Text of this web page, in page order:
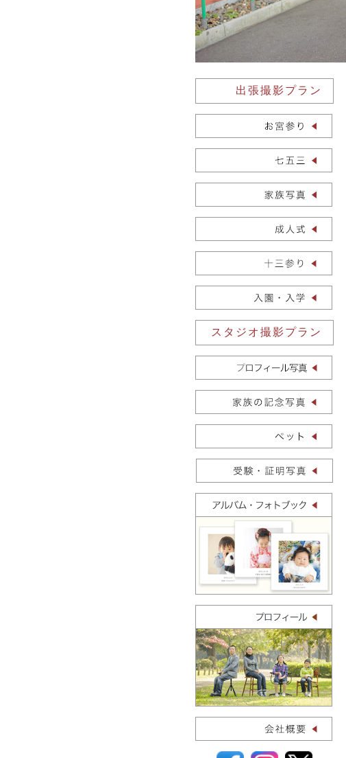
出張撮影プラン
スタジオ撮影プラン